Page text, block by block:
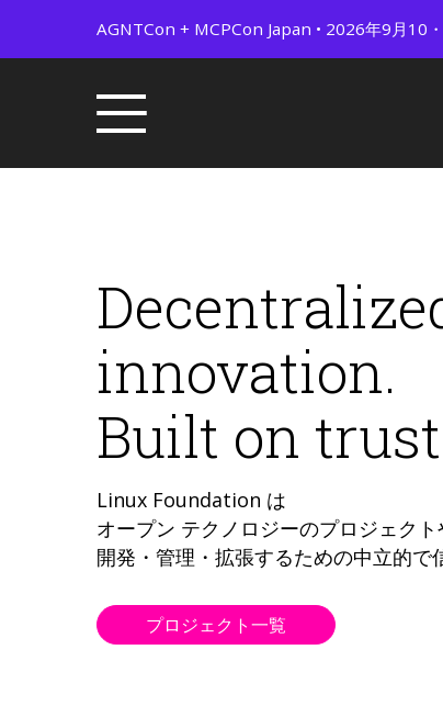
AGNTCon + MCPCon Japan • 2026年9月10
innovation.
Built on
Linux Foundation は
オープン テクノロジーのプロジェク
開発・管理・拡張するための中立的で
プロジェクト一覧